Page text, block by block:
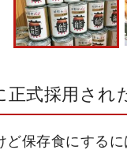
正式採用さ
ど保存食にする